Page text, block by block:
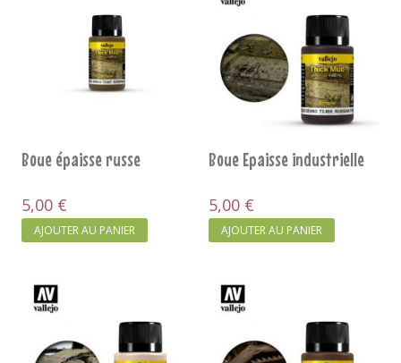
Boue épaisse russe
5,00 €
AJOUTER AU PANIER
Boue Epaisse industrielle
5,00 €
AJOUTER AU PANIER